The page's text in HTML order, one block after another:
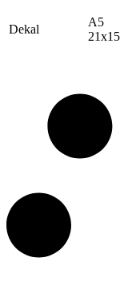
Dekal
A5
21x15